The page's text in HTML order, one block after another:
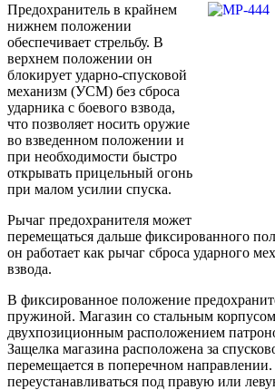
Предохранитель в крайнем
нижнем положении
обеспечивает стрельбу. В
верхнем положении он
блокирует ударно-спусковой
механизм (УСМ) без сброса
ударника с боевого взвода,
что позволяет носить оружие
во взведенном положении и
при необходимости быстро
открывать прицельный огонь
при малом усилии спуска.
Рычаг предохранителя может
перемещаться дальше фиксированного
он работает как рычаг сброса ударного
взвода.
В фиксированное положение
пружиной. Магазин со стальным
двухпозиционным расположением
Защелка магазина расположена за
перемещается в поперечном
переустанавливаться под правую или